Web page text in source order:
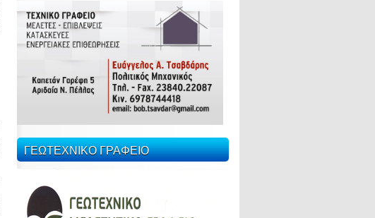
ΓΕΩΤΕΧΝΙΚΟ ΓΡΑΦΕΙΟ